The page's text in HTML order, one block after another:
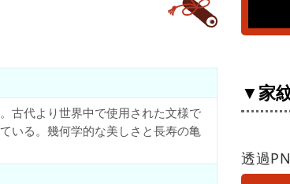
古代より世界中で使用された文様で
いる。幾何学的な美しさと長寿の亀
▼家
透過